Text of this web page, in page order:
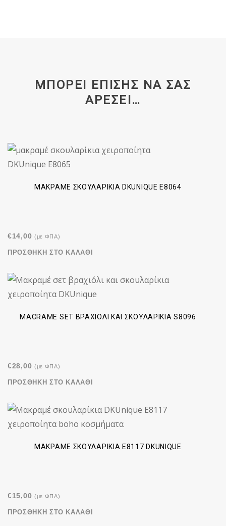
ΜΠΟΡΕΊ ΕΠΊΣΗΣ ΝΑ ΣΑΣ
ΑΡΈΣΕΙ…
ΜΑΚΡΑΜΈ ΣΚΟΥΛΑΡΊΚΙΑ DKUNIQUE E8064
€14,00 (με ΦΠΑ)
ΠΡΟΣΘΉΚΗ ΣΤΟ ΚΑΛΆΘΙ
MACRAME SET BΡΑΧΙΌΛΙ ΚΑΙ ΣΚΟΥΛΑΡΊΚΙΑ S8096
€28,00 (με ΦΠΑ)
ΠΡΟΣΘΉΚΗ ΣΤΟ ΚΑΛΆΘΙ
ΜΑΚΡΑΜΈ ΣΚΟΥΛΑΡΊΚΙΑ E8117 DKUNIQUE
€15,00 (με ΦΠΑ)
ΠΡΟΣΘΉΚΗ ΣΤΟ ΚΑΛΆΘΙ